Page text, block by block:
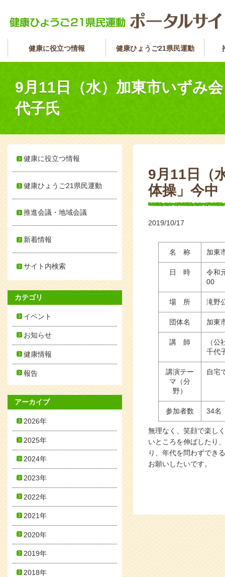
健康に役立つ情報 健康ひょうご21県民運動
9月11日（水）加東市いずみ
代子氏
9月11日（
体操」今
2019/10/17
名 称 加東
日 時
令和
00
場 所 滝野
団体名 加東
講 師
（
千代
講演テー
マ（分
野）
自宅
参加者数 34名
無理なく、笑顔で楽し
いところを伸ばしたり
り、年代を問わずでき
お願いしたいです。
健康に役立つ情報
健康ひょうご21県民運動
推進会議・地域会議
新着情報
サイト内検索
カテゴリ
イベント
お知らせ
健康情報
報告
アーカイブ
2026年
2025年
2024年
2023年
2022年
2021年
2020年
2019年
2018年